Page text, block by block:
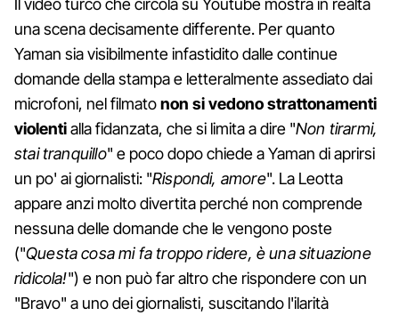
Il video turco che circola su Youtube mostra in realtà
una scena decisamente differente. Per quanto
Yaman sia visibilmente infastidito dalle continue
domande della stampa e letteralmente assediato dai
microfoni, nel filmatonon si vedono strattonamenti
violentialla fidanzata, che si limita a dire "Non tirarmi,
stai tranquillo" e poco dopo chiede a Yaman di aprirsi
un po' ai giornalisti: "Rispondi, amore". La Leotta
appare anzi molto divertita perché non comprende
nessuna delle domande che le vengono poste
("Questa cosa mi fa troppo ridere, è una situazione
ridicola!") e non può far altro che rispondere con un
"Bravo" a uno dei giornalisti, suscitando l'ilarità